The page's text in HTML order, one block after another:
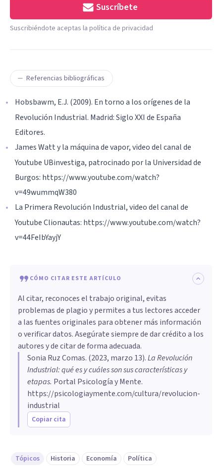
Suscríbete
Suscribiéndote aceptas la política de privacidad
Referencias bibliográficas
Hobsbawm, E.J. (2009). En torno a los orígenes de la
Revolución Industrial. Madrid: Siglo XXI de España
Editores.
James Watt y la máquina de vapor, video del canal de
Youtube UBinvestiga, patrocinado por la Universidad de
Burgos: https://www.youtube.com/watch?
v=49wummqW380
La Primera Revolución Industrial, video del canal de
Youtube Clionautas: https://www.youtube.com/watch?
v=44FeIbYayjY
CÓMO CITAR ESTE ARTÍCULO
Al citar, reconoces el trabajo original, evitas
problemas de plagio y permites a tus lectores acceder
a las fuentes originales para obtener más información
o verificar datos. Asegúrate siempre de dar crédito a los
autores y de citar de forma adecuada.
Sonia Ruz Comas. (2023, marzo 13).La Revolución
Industrial: qué es y cuáles son sus características y
etapas. Portal Psicología y Mente.
https://psicologiaymente.com/cultura/revolucion-
industrial
Copiar cita
Tópicos Historia Economía Política